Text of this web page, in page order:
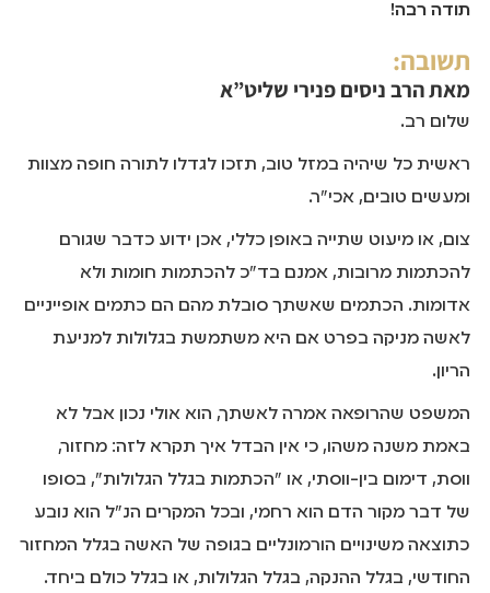
תודה רבה!
תשובה:
מאתהרב ניסים פנירי שליט”א
שלום רב.
ראשית כל שיהיה במזל טוב, תזכו לגדלו לתורה חופה מצוות
ומעשים טובים, אכי"ר.
צום, או מיעוט שתייה באופן כללי, אכן ידוע כדבר שגורם
להכתמות מרובות, אמנם בד"כ להכתמות חומות ולא
אדומות. הכתמים שאשתך סובלת מהם הם כתמים אופייניים
לאשה מניקה בפרט אם היא משתמשת בגלולות למניעת
הריון.
המשפט שהרופאה אמרה לאשתך, הוא אולי נכון אבל לא
באמת משנה משהו, כי אין הבדל איך תקרא לזה: מחזור,
ווסת, דימום בין-ווסתי, או "הכתמות בגלל הגלולות", בסופו
של דבר מקור הדם הוא רחמי, ובכל המקרים הנ"ל הוא נובע
כתוצאה משינויים הורמונליים בגופה של האשה בגלל המחזור
החודשי, בגלל ההנקה, בגלל הגלולות, או בגלל כולם ביחד.